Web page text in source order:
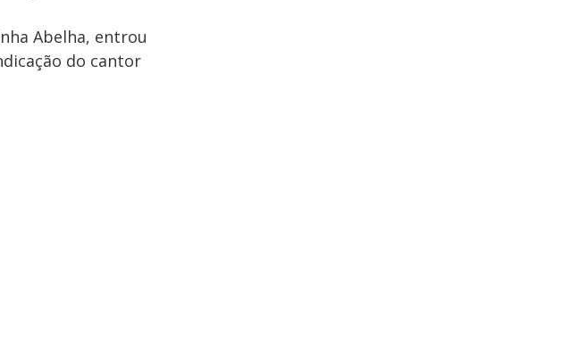
Abelha, entrou
do cantor